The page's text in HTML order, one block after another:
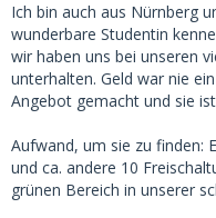
Ich bin auch aus Nürnberg
wunderbare Studentin
wir haben uns bei unseren
unterhalten. Geld war nie
Angebot gemacht und sie
Aufwand, um sie zu finden:
und ca. andere 10
grünen Bereich in unserer